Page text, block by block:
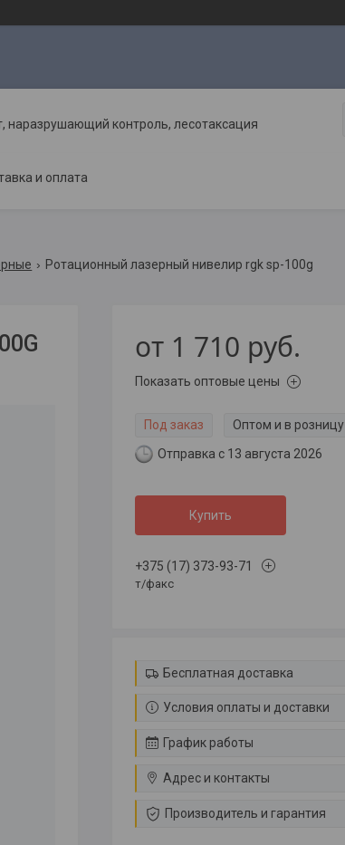
контроль, лесотаксация
и оплата
Ротационный лазерный нивелир rgk sp-100g
от 1 710 руб.
Показать оптовые цены
Под заказ Оптом и в розницу
Отправка с 13 августа 2026
Купить
+375 (17) 373-93-71
т/факс
Бесплатная доставка
Условия оплаты и доставки
График работы
Адрес и контакты
Производитель и гарантия